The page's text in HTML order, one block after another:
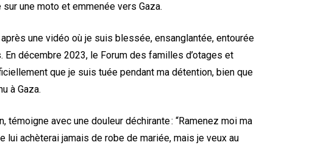
une moto et emmenée vers Gaza.
une vidéo où je suis blessée, ensanglantée, entourée
En décembre 2023, le Forum des familles d’otages et
que je suis tuée pendant ma détention, bien que
à Gaza.
témoigne avec une douleur déchirante : “Ramenez moi ma
lui achèterai jamais de robe de mariée, mais je veux au